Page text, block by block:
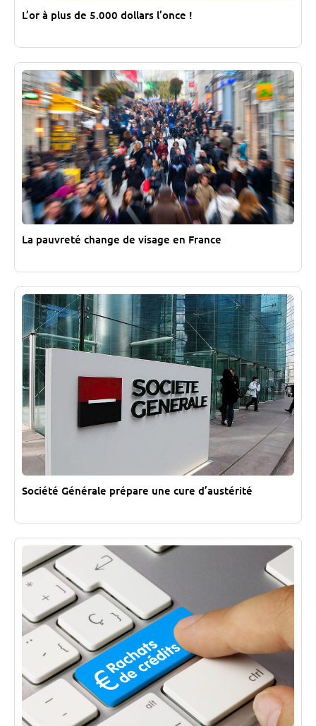
L’or à plus de 5.000 dollars l’once !
La pauvreté change de visage en France
Société Générale prépare une cure d’austérité